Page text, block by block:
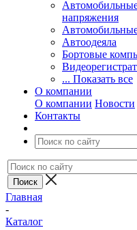
напряжения
Автоодеяла
Бортовые
... Показать все
О компании
О компании Новости
Контакты
Главная
-
Каталог